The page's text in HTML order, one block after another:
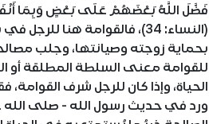
فَضَّلَ اللَّهُ بَعْضَهُمْ عَلَى بَعْضٍ وَبِمَا
(النساء: 34)، فالقوامة هنا
بحماية زوجته وصيانتها، وجلب
للقوامة معنى السلطة المطلقة أو
الحياة، وإذا كان للرجل شرف
ورد في حديث رسول الله - صلى الله